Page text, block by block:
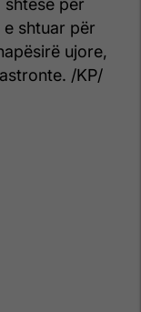
shtuar për
ujore,
/KP/